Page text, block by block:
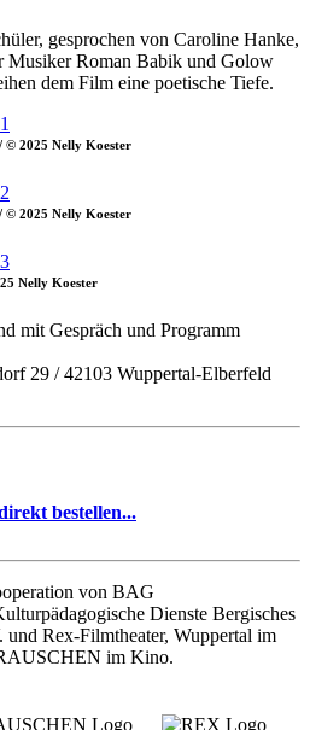
gesprochen von Caroline Hanke,
Musiker Roman Babik und Golow
dem Film eine poetische Tiefe.
© 2025 Nelly Koester
© 2025 Nelly Koester
Nelly Koester
mit Gespräch und Programm
29 / 42103 Wuppertal-Elberfeld
bestellen...
von BAG
Dienste Bergisches
und Rex-Filmtheater, Wuppertal im
im Kino.